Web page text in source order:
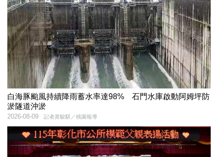
白海豚颱風持續降雨蓄水率達98% 石門水庫啟動阿姆坪防
淤隧道沖淤
記者黃駿騏／桃園報導
2026-08-09